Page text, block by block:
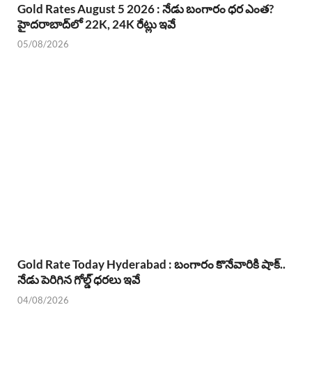
Gold Rates August 5 2026 : నేడు బంగారం ధర ఎంత?
హైదరాబాద్‌లో 22K, 24K రేట్లు ఇవే
05/08/2026
Gold Rate Today Hyderabad : బంగారం కొనేవారికి షాక్..
నేడు పెరిగిన గోల్డ్ ధరలు ఇవే
04/08/2026